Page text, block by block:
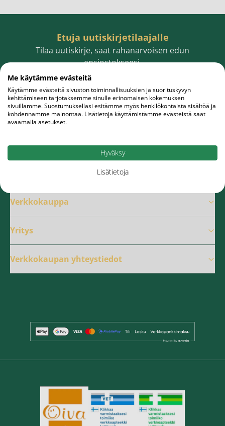
Etuja uutiskirjetilaajalle
Tilaa uutiskirje, saat rahanarvoisen edun
ensiostokseesi.
Sähköpostiosoite
Tilaa
Verkkokauppa
Yritys
Verkkokaupan yhteystiedot
Me käytämme evästeitä
Käytämme evästeitä sivuston toiminnallisuuksien ja suorituskyvyn
kehittämiseen tarjotaksemme sinulle erinomaisen kokemuksen
sivuillamme. Suostumuksellasi esitämme myös henkilökohtaista sisältöä ja
kohdennamme mainontaa. Lisätietoja käyttämistämme evästeistä saat
avaamalla asetukset.
Hyväksy
Lisätietoja